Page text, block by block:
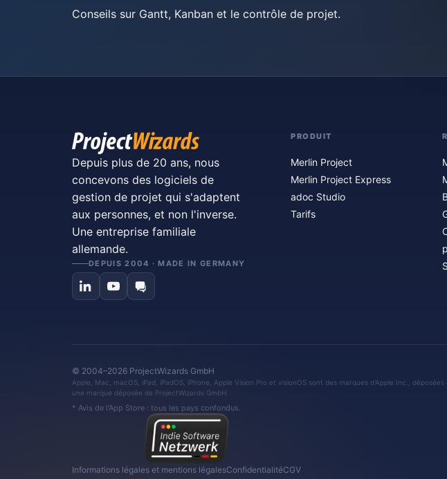
Conseils sur Gantt, Kanban et le contrôle de projet.
Depuis plus de 20 ans, nous
concevons des logiciels de
gestion de projet qui s'adaptent
aux personnes, et non l'inverse.
Une entreprise familiale
allemande.
DEPUIS 2004 · MADE IN GERMANY
PRODUIT
Merlin Project
Merlin Project Express
adoc Studio
Tarifs
© 2004–2026 ProjectWizards GmbH
Apple, Mac, macOS, iPad, iPadOS, iPhone, Apple Vision Pro et visionOS sont des marques d'Apple Inc.,
une marque déposée de ProjectWizards GmbH.
* Avis de l'App Store : tous les pays confondus.
Informations légales et mentions légalesConfidentialitéCGV